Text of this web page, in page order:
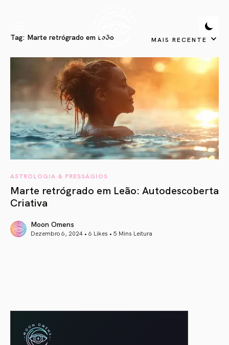
Tag: Marte retrógrado em Leão MAIS RECENTE
ASTROLOGIA & PRESSÁGIOS
Marte retrógrado em Leão: Autodescoberta
Criativa
Moon Omens
Dezembro 6, 2024 • 6 Likes • 5 Mins Leitura